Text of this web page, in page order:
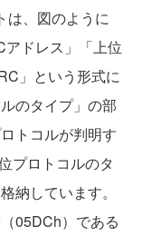
は、図のように
アドレス」「上位
」という形式に
のタイプ」の部
トコルが判明す
プロトコルのタ
納しています。
05DCh）である